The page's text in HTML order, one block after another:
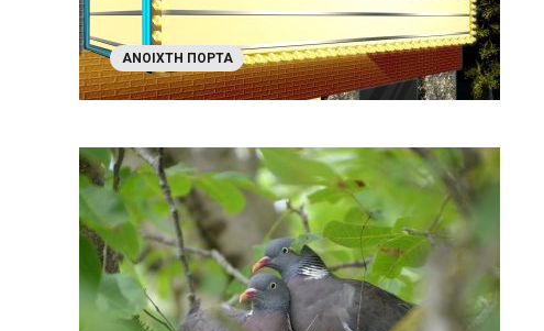
ΑΝΟΙΧΤΉ ΠΌΡΤΑ